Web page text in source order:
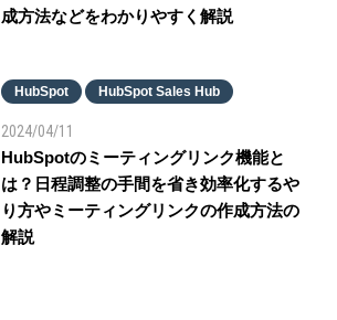
成方法などをわかりやすく解説
HubSpot HubSpot Sales Hub
2024/04/11
HubSpotのミーティングリンク機能と
は？日程調整の手間を省き効率化するや
り方やミーティングリンクの作成方法の
解説